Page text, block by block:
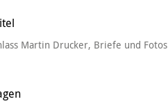
Martin Drucker, Briefe und Fotos